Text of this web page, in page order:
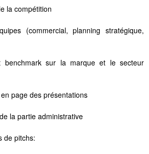
la compétition
(commercial, planning stratégique,
benchmark sur la marque et le secteur
page des présentations
la partie administrative
de pitchs: